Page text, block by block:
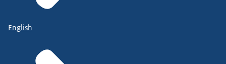
English